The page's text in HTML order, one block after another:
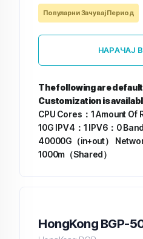
Популарни Зачувај Период
НАРАЧАЈ
The following are
Customization is
CPU Cores：1Amount Of
10G IPV4：1 IPV6：0
40000G（in+out）
1000m（Shared）
HongKong BGP-